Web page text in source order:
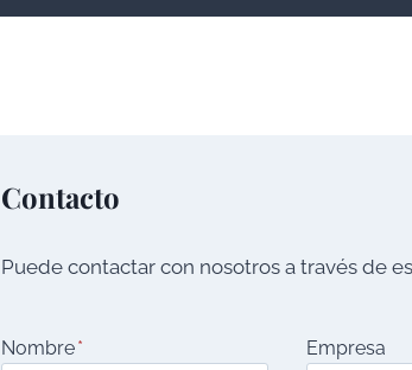
Contacto
Puede contactar con nosotros a través de
Nombre* Empresa